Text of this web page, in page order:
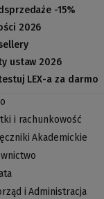
-15%
2026
ustaw 2026
LEX-a za darmo
i rachunkowość
Akademickie
i Administracja